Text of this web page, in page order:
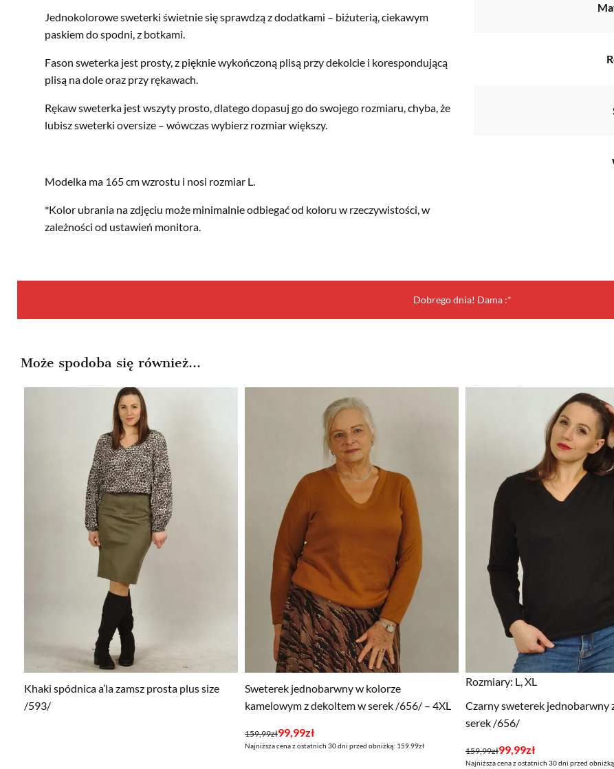
Jednokolorowe sweterki świetnie się sprawdzą z dodatkami – biżuterią, ciekawym
paskiem do spodni, z botkami.
Fason sweterka jest prosty, z pięknie wykończoną plisą przy dekolcie i korespondującą
plisą na dole oraz przy rękawach.
Rękaw sweterka jest wszyty prosto, dlatego dopasuj go do swojego rozmiaru, chyba, że
lubisz sweterki oversize – wówczas wybierz rozmiar większy.
Modelka ma 165 cm wzrostu i nosi rozmiar L.
*Kolor ubrania na zdjęciu może minimalnie odbiegać od koloru w rzeczywistości, w
zależności od ustawień monitora.
Dobrego dnia! Dama :*
Może spodoba się również…
Khaki spódnica a’la zamsz prosta plus size
/593/
Sweterek jednobarwny w kolorze
kamelowym z dekoltem w serek /656/ – 4XL
159,99zł
Pierwotna
cena
99,99zł
Aktualna
cena
Najniższa cena z ostatnich 30 dni przed obniżką: 159.99zł
Rozmiary: L, XL
Czarny sweterek jednobarwny
serek /656/
159,99zł
Pierwotna
cena
99,99zł
Aktualna
cena
Najniższa cena z ostatnich 30 dni przed